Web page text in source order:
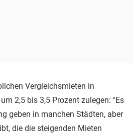
Vergleichsmieten in
2,5 bis 3,5 Prozent zulegen: "Es
geben in manchen Städten, aber
die die steigenden Mieten